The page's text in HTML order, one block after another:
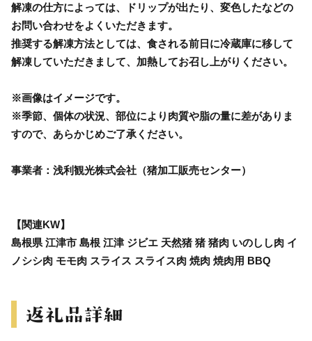
解凍の仕方によっては、ドリップが出たり、変色したなどの
お問い合わせをよくいただきます。
推奨する解凍方法としては、食される前日に冷蔵庫に移して
解凍していただきまして、加熱してお召し上がりください。
※画像はイメージです。
※季節、個体の状況、部位により肉質や脂の量に差がありま
すので、あらかじめご了承ください。
事業者：浅利観光株式会社（猪加工販売センター）
【関連KW】
島根県 江津市 島根 江津 ジビエ 天然猪 猪 猪肉 いのしし肉 イ
ノシシ肉 モモ肉 スライス スライス肉 焼肉 焼肉用 BBQ